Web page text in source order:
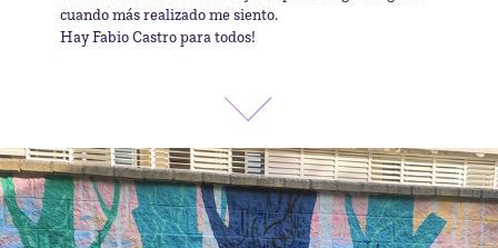
cuando más realizado me siento.
Hay Fabio Castro para todos!